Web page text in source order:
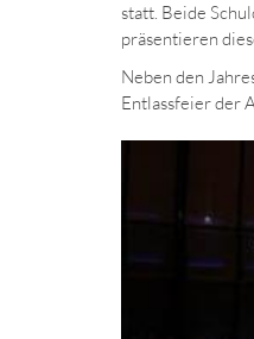
statt. Beide
präsentieren
Neben den
Entlassfeier der